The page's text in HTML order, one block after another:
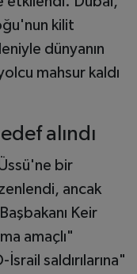
kilit
dünyanın
mahsur kaldı
alındı
bir
ancak
Keir
amaçlı"
İsrail saldırılarına"